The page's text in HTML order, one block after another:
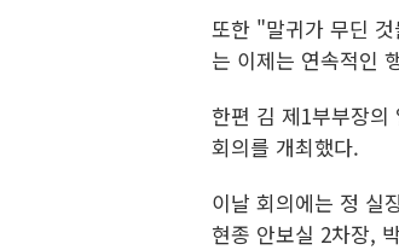
또한 "말귀가 무딘
는 이제는 연속적인
한편 김 제1부부장
회의를 개최했다.
이날 회의에는 정 실
현종 안보실 2차장,